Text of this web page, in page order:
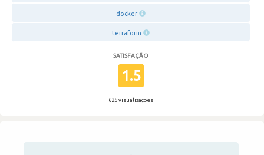
docker
terraform
SATISFAÇÃO
1.5
625 visualizações